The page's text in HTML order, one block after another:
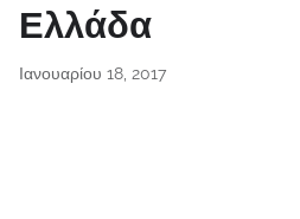
Ελλάδα
Ιανουαρίου 18, 2017